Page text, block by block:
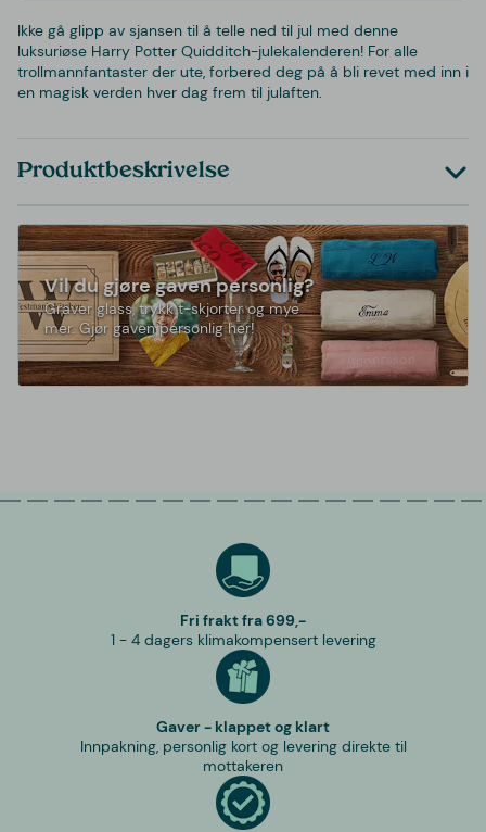
Ikke gå glipp av sjansen til å telle ned til jul med denne
luksuriøse Harry Potter Quidditch-julekalenderen! For alle
trollmannfantaster der ute, forbered deg på å bli revet med inn i
en magisk verden hver dag frem til julaften.
Produktbeskrivelse
Vil du gjøre gaven personlig?
Graver glass, trykk t-skjorter og mye
mer. Gjør gaven personlig her!
Fri frakt fra 699,-
1 - 4 dagers klimakompensert levering
Gaver - klappet og klart
Innpakning, personlig kort og levering direkte til
mottakeren